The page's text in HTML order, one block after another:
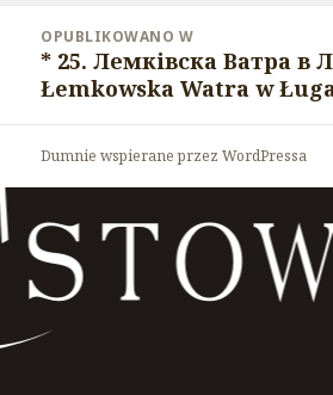
wpisu
OPUBLIKOWANO W
* 25. Лемківска Ватра в
Łemkowska Watra w
Dumnie wspierane przez WordPressa